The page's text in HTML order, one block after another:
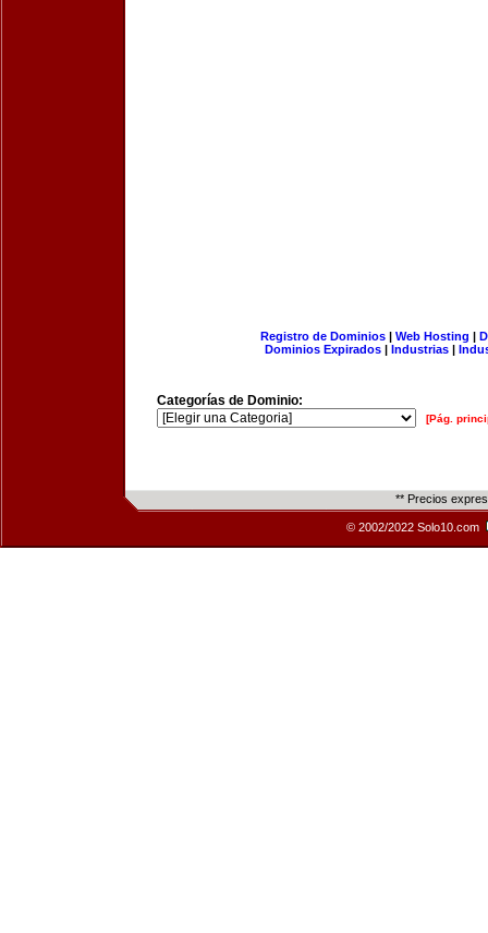
Registro de Dominios| Web Hosting |
Dominios Expirados | Industrias |
Categorías de Dominio:
[Pág.
** Precios
© 2002/2022 Solo10.com